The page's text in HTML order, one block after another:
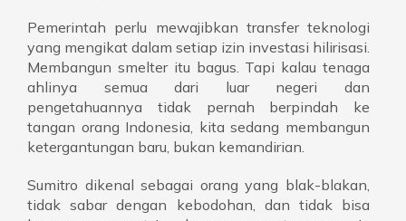
Pemerintah perlu mewajibkan transfer teknologi
yang mengikat dalam setiap izin investasi hilirisasi.
Membangun smelter itu bagus. Tapi kalau tenaga
ahlinya semua dari luar negeri dan
pengetahuannya tidak pernah berpindah ke
tangan orang Indonesia, kita sedang membangun
ketergantungan baru, bukan kemandirian.
Sumitro dikenal sebagai orang yang blak-blakan,
tidak sabar dengan kebodohan, dan tidak bisa